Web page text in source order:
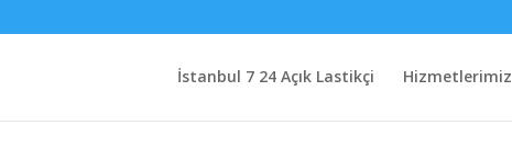
İstanbul 7 24 Açık Lastikçi Hizmetlerimiz